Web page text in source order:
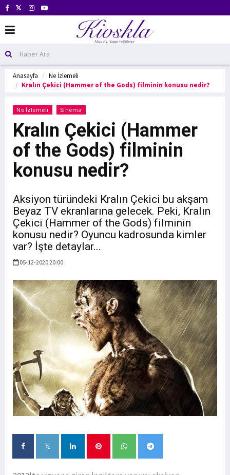
Anasayfa
Ne İzlemeli
Kralın Çekici (Hammer of the Gods) filminin konusu nedir?
Ne İzlemeli Sinema
Kralın Çekici (Hammer
of the Gods) filminin
konusu nedir?
Aksiyon türündeki Kralın Çekici bu akşam
Beyaz TV ekranlarına gelecek. Peki, Kralın
Çekici (Hammer of the Gods) filminin
konusu nedir? Oyuncu kadrosunda kimler
var? İşte detaylar...
05-12-2020 20:00